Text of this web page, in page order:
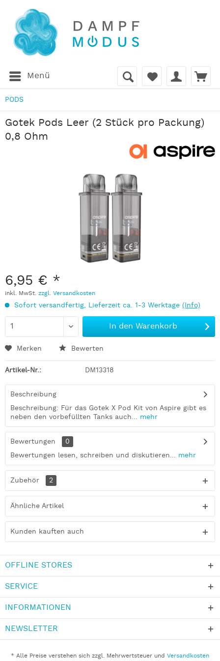
Menü
PODS
Gotek Pods Leer (2 Stück pro Packung)
0,8 Ohm
6,95 € *
inkl. MwSt. zzgl. Versandkosten
Sofort versandfertig, Lieferzeit ca. 1-3 Werktage (Info)
In den Warenkorb
Merken Bewerten
Artikel-Nr.: DM13318
Beschreibung
Beschreibung: Für das Gotek X Pod Kit von Aspire gibt es
neben den vorbefüllten Tanks auch... mehr
Bewertungen
0
Bewertungen lesen, schreiben und diskutieren... mehr
Zubehör 2
Ähnliche Artikel
Kunden kauften auch
OFFLINE STORES
SERVICE
INFORMATIONEN
NEWSLETTER
* Alle Preise verstehen sich zzgl. Mehrwertsteuer und Versandkosten